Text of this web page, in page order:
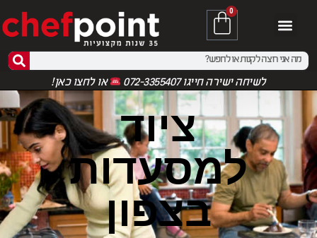
0
לשיחה ישירה חייגו 072-3355407 אולחצו כאן!
ציוד
למסעדות
בצפון